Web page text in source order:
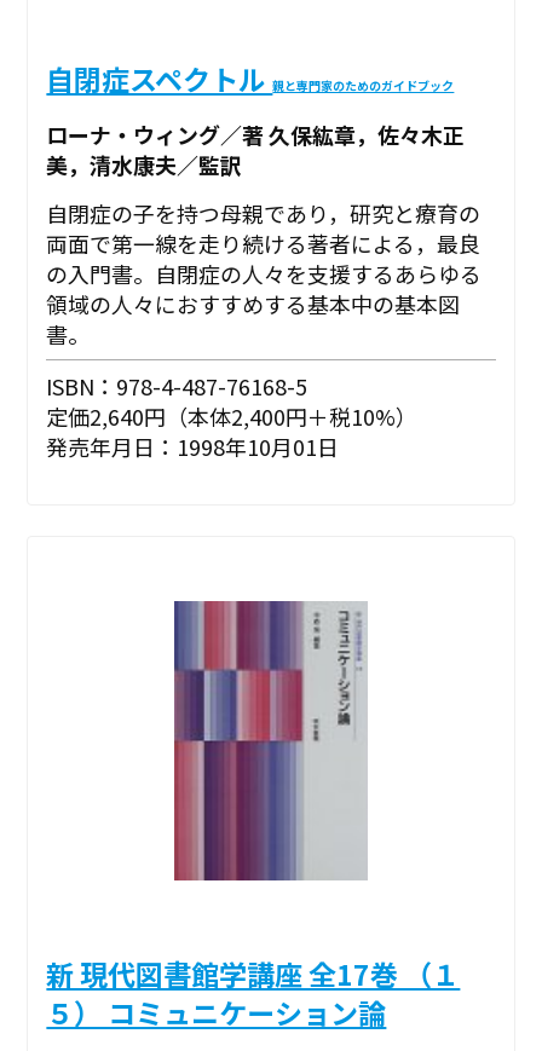
自閉症スペクトル親と専門家のためのガイドブック
ローナ・ウィング／著 久保紘章，佐々木正
美，清水康夫／監訳
自閉症の子を持つ母親であり，研究と療育の
両面で第一線を走り続ける著者による，最良
の入門書。自閉症の人々を支援するあらゆる
領域の人々におすすめする基本中の基本図
書。
ISBN：978-4-487-76168-5
定価2,640円（本体2,400円＋税10%）
発売年月日：1998年10月01日
新 現代図書館学講座 全17巻 （１
５） コミュニケーション論